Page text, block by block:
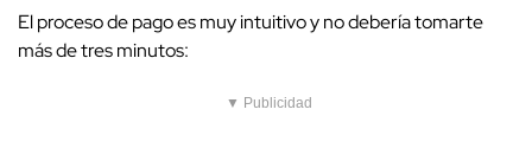
El proceso de pago es muy intuitivo y no debería tomarte
más de tres minutos:
▼ Publicidad